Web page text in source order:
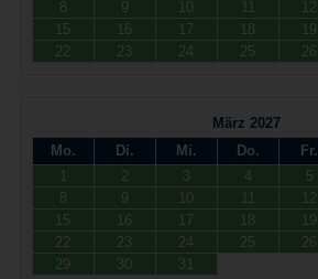
8
9 10 11 12
15
16 17 18 19
22
23 24 25 26
März 2027
Mo.
Di. Mi. Do. Fr.
1
2 3 4 5
8
9 10 11 12
15
16 17 18 19
22
23 24 25 26
29
30 31